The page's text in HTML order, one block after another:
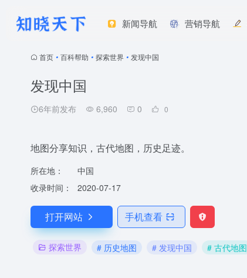
新闻导航 营销导航
首页 • 百科帮助 • 探索世界 • 发现中国
发现中国
6年前发布 6,960 0 0
地图分享知识，古代地图，历史足迹。
所在地：
中国
收录时间：
2020-07-17
打开网站 手机查看
探索世界 # 历史地图 # 发现中国 # 古代地图